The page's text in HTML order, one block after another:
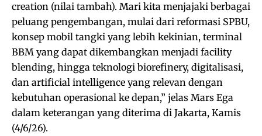
creation (nilai tambah). Mari kita menjajaki berbagai
peluang pengembangan, mulai dari reformasi SPBU,
konsep mobil tangki yang lebih kekinian, terminal
BBM yang dapat dikembangkan menjadi facility
blending, hingga teknologi biorefinery, digitalisasi,
dan artificial intelligence yang relevan dengan
kebutuhan operasional ke depan,” jelas Mars Ega
dalam keterangan yang diterima di Jakarta, Kamis
(4/6/26).